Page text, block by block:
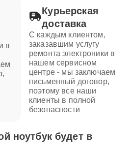
в
Курьерская
доставка
С каждым клиентом,
заказавшим услугу
ремонта электроники в
нашем сервисном
центре - мы заключаем
письменный договор,
поэтому все наши
клиенты в полной
безопасности
ноутбук будет в